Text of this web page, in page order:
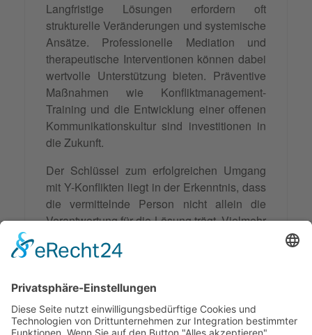
Langfristige Lösungen erfordern oft
strukturelle Veränderungen und systemische
Ansätze. Professionelle Mediation und
therapeutische Interventionen können dabei
wertvolle Unterstützung bieten. Präventive
Maßnahmen wie Konfliktmanagement-
Training und die Entwicklung einer offenen
Kommunikationskultur sind investitionen in
die Zukunft.
Der Schlüssel zum erfolgreichen Umgang
mit Y-Konflikten liegt in der Erkenntnis, dass
die vermittelnde Person nicht allein die
Verantwortung für die Lösung trägt. Vielmehr
Lösungsprozess einzubeziehen und
entwickeln. Nur so können Y-Konflikte nicht
nur gelöst, sondern auch zukünftig
vermieden werden.